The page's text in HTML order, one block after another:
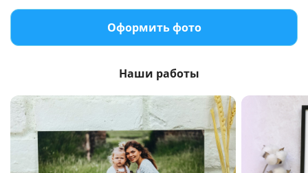
Оформить фото
Наши работы